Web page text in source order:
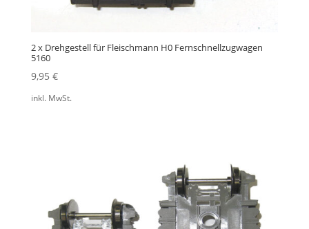
2 x Drehgestell für Fleischmann H0 Fernschnellzugwagen
5160
9,95 €
inkl. MwSt.